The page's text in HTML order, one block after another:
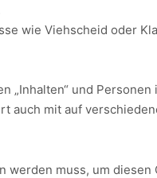
wie Viehscheid oder
„Inhalten“ und
auch mit auf
muss, um diesen